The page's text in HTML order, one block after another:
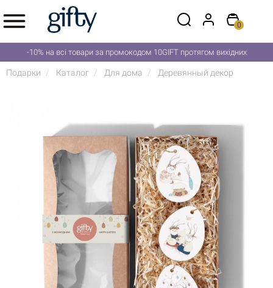
0
-10% на всі товари за промокодом 10GIFT протягом вихідних
Подарки Каталог Для дома Деревянный декор